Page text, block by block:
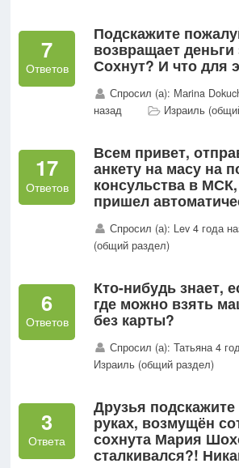
7
Ответов
Подскажите
возвращает деньги
Сохнут? И что для
Спросил (а): Маrina
назад
Израиль
17
Ответов
Всем привет,
анкету на масу на
консульства в
пришел
принята в
ответа дальше....
Спросил (а): Lev 4 года
(общий раздел)
6
Ответов
Кто-нибудь знает,
где можно взять
без карты?
Спросил (а): Татьяна 4
Израиль (общий раздел)
3
Ответа
Друзья
руках, возмущён
сохнута Мария
сталкивался?!